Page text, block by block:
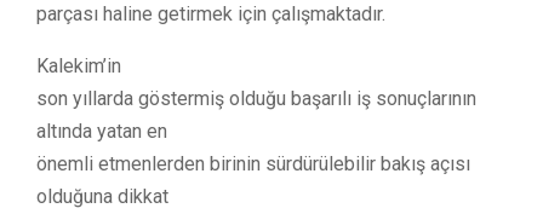
parçası haline getirmek için çalışmaktadır.
Kalekim’in
son yıllarda göstermiş olduğu başarılı iş sonuçlarının
altında yatan en
önemli etmenlerden birinin sürdürülebilir bakış açısı
olduğuna dikkat